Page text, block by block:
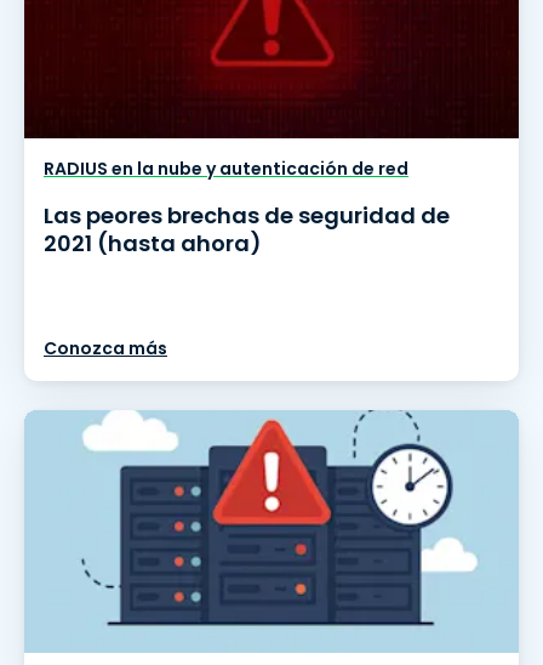
RADIUS en la nube y autenticación de red
Las peores brechas de seguridad de
2021 (hasta ahora)
Conozca más